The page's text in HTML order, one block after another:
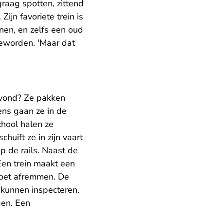
spotten, zittend
favoriete trein is
en zelfs een oud
'Maar dat
Ze pakken
gaan ze in de
halen ze
ze in zijn vaart
de rails. Naast de
trein maakt een
afremmen. De
inspecteren.
Een